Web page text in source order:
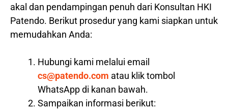
akal dan pendampingan penuh dari Konsultan HKI
Patendo. Berikut prosedur yang kami siapkan untuk
memudahkan Anda:
Hubungi kami melalui email
cs@patendo.com atau klik tombol
WhatsApp di kanan bawah.
Sampaikan informasi berikut: